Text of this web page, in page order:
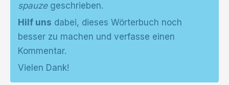
spauzegeschrieben.
Hilf uns dabei, dieses Wörterbuch noch
besser zu machen und verfasse einen
Kommentar.
Vielen Dank!